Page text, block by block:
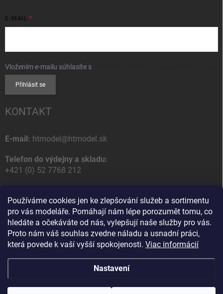
Používáme cookies jen ke zlepšování služeb a sortimentu
pro vás modeláře. Pomáhají nám lépe porozumět tomu, co
hledáte a očekáváte od nás, vylepšují naše služby pro vás.
Proto nám váš souhlas zvedne náladu a usnadní práci,
která povede k vaší vyšší spokojenosti. Viac informácií
Nastavení
E-MAIL
Vložením e-mailu súhlasíte s
Přihlásit se
KONTAKT
E-mail: htmodel@htmodel.sk
Telefon do výdejny a skladu:
+421 (0) 52 7768 212
HT model
Na letisko 49
058 01 Poprad
Slovenská Republika
Copyright 2026HT model. Všechna práva vyhrazena.Upravit nastavení